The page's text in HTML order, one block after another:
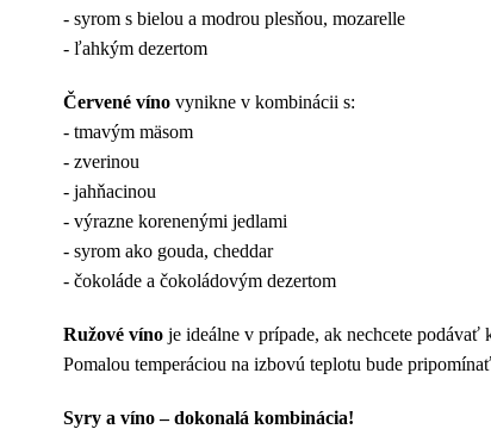
- syrom s bielou a modrou plesňou, mozarelle
- ľahkým dezertom
Červené víno vynikne v kombinácii s:
- tmavým mäsom
- zverinou
- jahňacinou
- výrazne korenenými jedlami
- syrom ako gouda, cheddar
- čokoláde a čokoládovým dezertom
Ružové víno je ideálne v prípade, ak nechcete
Pomalou temperáciou na izbovú teplotu bude
Syry a víno – dokonalá kombinácia!